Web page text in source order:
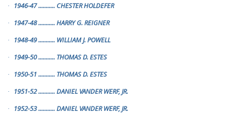
· 1946-47........... CHESTER HOLDEFER
· 1947-48...........HARRY G. REIGNER
· 1948-49........... WILLIAM J. POWELL
· 1949-50........... THOMAS D. ESTES
· 1950-51........... THOMAS D. ESTES
· 1951-52...........DANIEL VANDER WERF, JR.
· 1952-53...........DANIEL VANDER WERF, JR.